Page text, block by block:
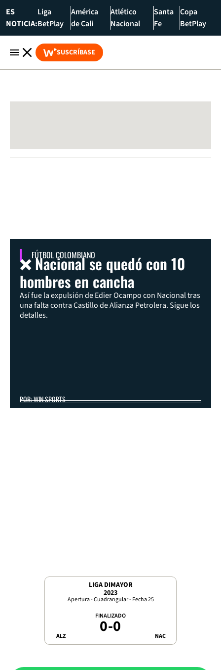
ES
NOTICIA:
Liga
BetPlay
América
de Cali
Atlético
Nacional
Santa
Fe
Copa
BetPlay
SUSCRÍBASE
FÚTBOL COLOMBIANO
❌ Nacional se quedó con 10
hombres en cancha
Así fue la expulsión de Edier Ocampo con Nacional tras
una falta contra Castillo de Alianza Petrolera. Sigue los
detalles.
POR: WIN SPORTS
LIGA DIMAYOR
2023
Apertura - Cuadrangular - Fecha 25
ALZ
FINALIZADO
0-0 NAC